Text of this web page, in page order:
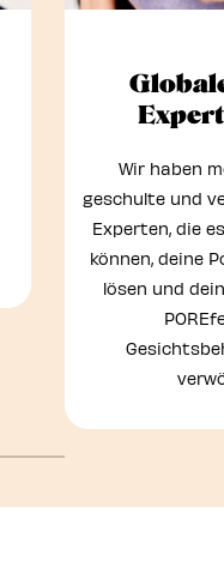
Wir haben
geschulte und
Experten, die
können, deine
lösen und